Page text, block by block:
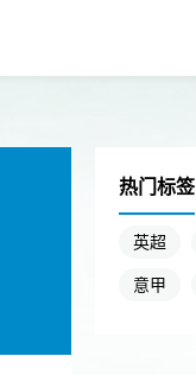
热门标签
英超
意甲